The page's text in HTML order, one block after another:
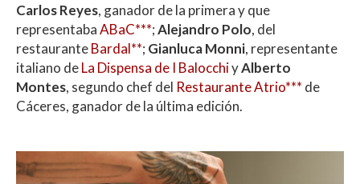
Carlos Reyes, ganador de la primera y que
representabaABaC***;Alejandro Polo, del
restauranteBardal**; Gianluca Monni, representante
italiano deLa Dispensa de I BalocchiyAlberto
Montes, segundo chef del Restaurante Atrio*** de
Cáceres, ganador de la última edición.